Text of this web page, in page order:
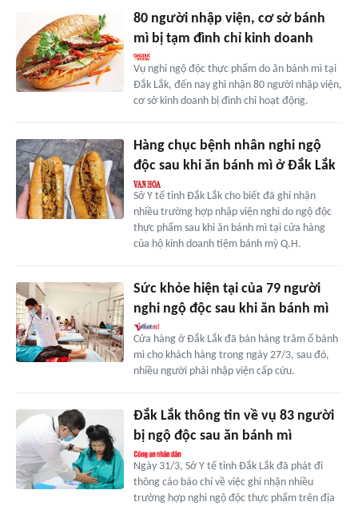
80 người nhập viện, cơ sở bánh
mì bị tạm đình chỉ kinh doanh
Vụ nghi ngộ độc thực phẩm do ăn bánh mì tại
Đắk Lắk, đến nay ghi nhận 80 người nhập viện,
cơ sở kinh doanh bị đình chỉ hoạt động.
Hàng chục bệnh nhân nghi ngộ
độc sau khi ăn bánh mì ở Đắk Lắk
Sở Y tế tỉnh Đắk Lắk cho biết đã ghi nhận
nhiều trường hợp nhập viện nghi do ngộ độc
thực phẩm sau khi ăn bánh mì tại cửa hàng
của hộ kinh doanh tiệm bánh mỳ Q.H.
Sức khỏe hiện tại của 79 người
nghi ngộ độc sau khi ăn bánh mì
Cửa hàng ở Đắk Lắk đã bán hàng trăm ổ bánh
mì cho khách hàng trong ngày 27/3, sau đó,
nhiều người phải nhập viện cấp cứu.
Đắk Lắk thông tin về vụ 83 người
bị ngộ độc sau ăn bánh mì
Ngày 31/3, Sở Y tế tỉnh Đắk Lắk đã phát đi
thông cáo báo chí về việc ghi nhận nhiều
trường hợp nghi ngộ độc thực phẩm trên địa